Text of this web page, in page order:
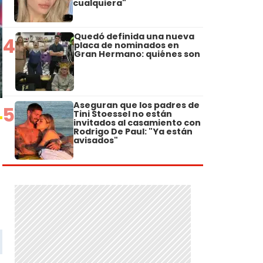
cualquiera"
4 Quedó definida una nueva
placa de nominados en
Gran Hermano: quiénes son
5 Aseguran que los padres de
Tini Stoessel no están
invitados al casamiento con
Rodrigo De Paul: "Ya están
avisados"